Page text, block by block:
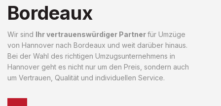
Bordeaux
Wir sind Ihr vertrauenswürdiger Partnerfür Umzüge
von Hannover nach Bordeaux und weit darüber hinaus.
Bei der Wahl des richtigen Umzugsunternehmens in
Hannover geht es nicht nur um den Preis, sondern auch
um Vertrauen, Qualität und individuellen Service.